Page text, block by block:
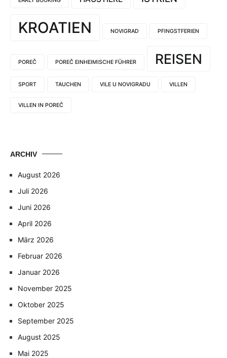
KROATIEN NOVIGRAD PFINGSTFERIEN
POREČ POREČ EINHEIMISCHE FÜHRER REISEN
SPORT TAUCHEN VILE U NOVIGRADU VILLEN
VILLEN IN POREČ
ARCHIV
August 2026
Juli 2026
Juni 2026
April 2026
März 2026
Februar 2026
Januar 2026
November 2025
Oktober 2025
September 2025
August 2025
Mai 2025